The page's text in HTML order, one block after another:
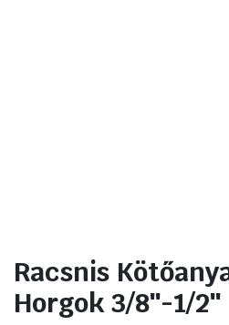
Racsnis
Horgok 3/8″-1/2″